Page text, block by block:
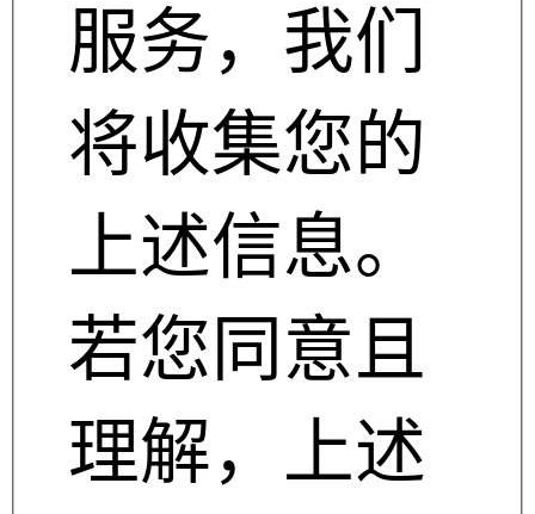
服务，我们
将收集您的
上述信息。
若您同意且
理解，上述